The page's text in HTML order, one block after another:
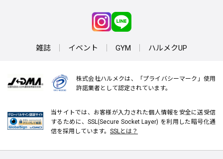
雑誌 イベント GYM ハルメクUP
株式会社ハルメクは、「プライバシーマーク」使用
許諾業者として認定されています。
当サイトでは、お客様が入力された個人情報を安全に送受信
するために、SSL(Secure Socket Layer) を利用した暗号化通
信を採用しています。 SSLとは？